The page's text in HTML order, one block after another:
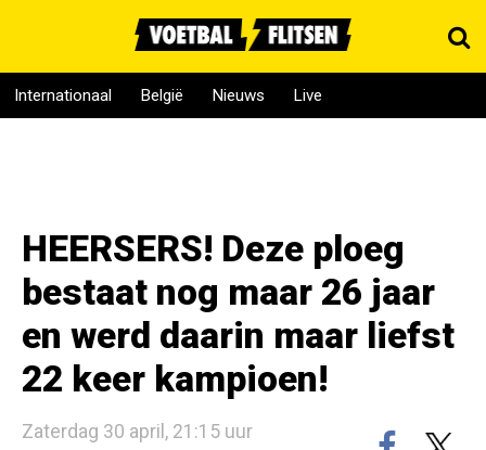
Internationaal België Nieuws Live
HEERSERS! Deze ploeg
bestaat nog maar 26 jaar
en werd daarin maar liefst
22 keer kampioen!
Zaterdag 30 april, 21:15 uur